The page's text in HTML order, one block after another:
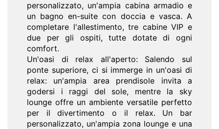
personalizzato, un'ampia cabina armadio e
un bagno en-suite con doccia e vasca. A
completare l'allestimento, tre cabine VIP e
due per gli ospiti, tutte dotate di ogni
comfort.
Un'oasi di relax all'aperto: Salendo sul
ponte superiore, ci si immerge in un'oasi di
relax: un'ampia area prendisole invita a
godersi i raggi del sole, mentre la sky
lounge offre un ambiente versatile perfetto
per il divertimento o il relax. Un bar
personalizzato, un'ampia zona lounge e una